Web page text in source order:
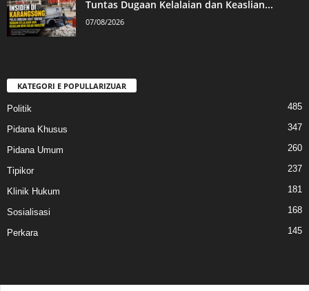
Tuntas Dugaan Kelalaian dan Keaslian...
07/08/2026
KATEGORI E POPULLARIZUAR
Politik 485
Pidana Khusus 347
Pidana Umum 260
Tipikor 237
Klinik Hukum 181
Sosialisasi 168
Perkara 145